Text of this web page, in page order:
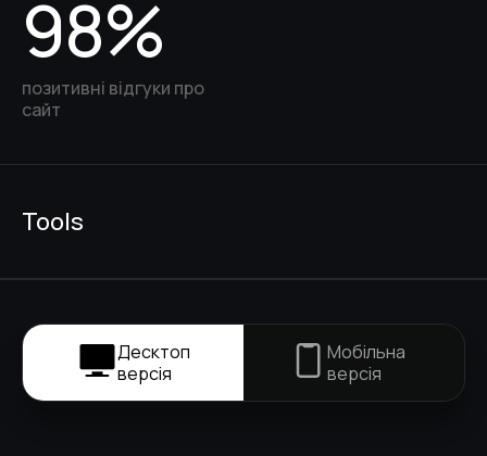
98%
позитивні відгуки про
сайт
Tools
Десктоп
версія
Мобільна
версія